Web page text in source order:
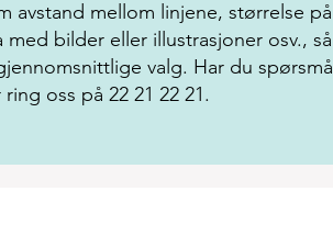
avstand mellom linjene, størrelse
bilder eller illustrasjoner osv.,
valg. Har du
oss på 22 21 22 21.